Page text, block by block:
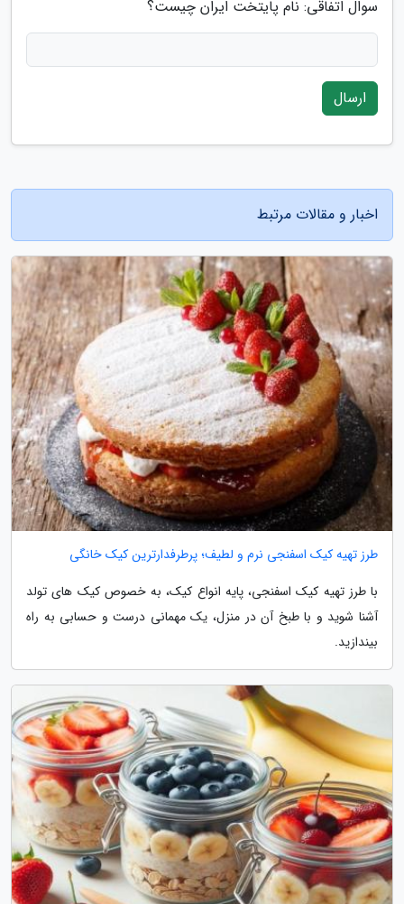
سوال اتفاقی: نام پایتخت ایران چیست؟
ارسال
اخبار و مقالات مرتبط
طرز تهیه کیک اسفنجی نرم و لطیف؛ پرطرفدارترین کیک خانگی
با طرز تهیه کیک اسفنجی، پایه انواع کیک، به خصوص کیک های تولد
آشنا شوید و با طبخ آن در منزل، یک مهمانی درست و حسابی به راه
بیندازید.